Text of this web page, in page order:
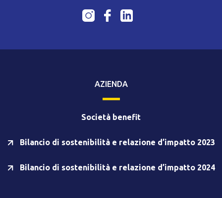
AZIENDA
Società benefit
Bilancio di sostenibilità e relazione d’impatto 2023
Bilancio di sostenibilità e relazione d’impatto 2024